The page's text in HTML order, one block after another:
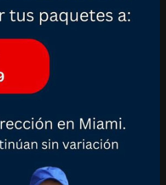
Rodillo removedor de
removedor de piel
autolimpiante,
eliminación de vello
para muebles, sofá,
₡25,990.00